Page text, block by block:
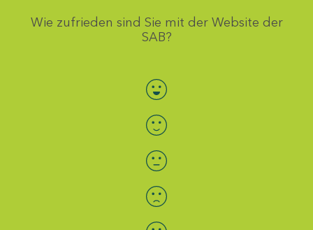
Wie zufrieden sind Sie mit der Website der
SAB?
Bewertung auswählen